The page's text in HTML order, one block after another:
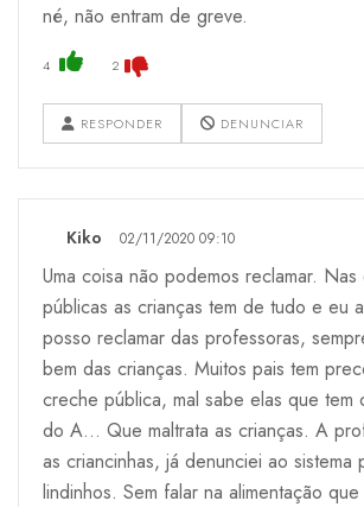
né, não entram de greve.
4 2
RESPONDER DENUNCIAR
Kiko 02/11/2020 09:10
Uma coisa não podemos reclamar. Nas
públicas as crianças tem de tudo e eu
posso reclamar das professoras,
bem das crianças. Muitos pais tem
creche pública, mal sabe elas que tem
do A... Que maltrata as crianças. A
as criancinhas, já denunciei ao sistema
lindinhos. Sem falar na alimentação